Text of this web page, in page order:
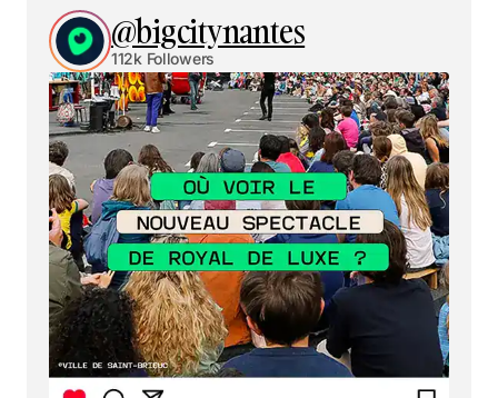
@bigcitynantes
112k Followers